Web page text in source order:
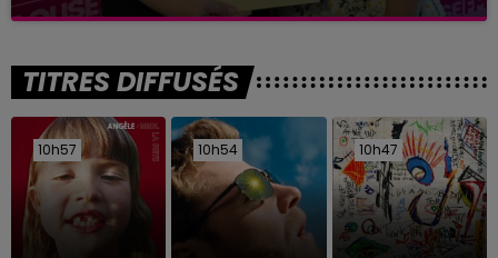
TITRES DIFFUSÉS
10h57
10h57 10h54
10h54 10h47
10h47